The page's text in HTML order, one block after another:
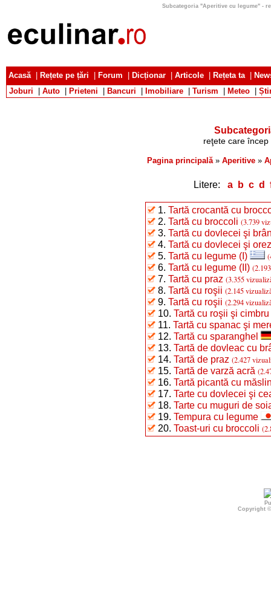
Subcategoria "Aperitive cu legume" -
Acasă| Rețete pe țări Forum Dicționar Articole Rețeta ta|
Joburi
Auto Prieteni Bancuri Imobiliare Turism Meteo
reţete care
Pagina principală» Aperitive »
Litere: a b c d
1. Tartă crocantă cu
2. Tartă cu broccoli (3.739
3. Tartă cu dovlecei şi
4. Tartă cu dovlecei şi orez
5. Tartă cu legume (I)
6. Tartă cu legume (II)
7. Tartă cu praz (3.355
8. Tartă cu roşii (2.145
9. Tartă cu roşii (2.294
10. Tartă cu roşii şi cimbru
11. Tartă cu spanac şi
12. Tartă cu sparanghel
13. Tartă de dovleac cu
14. Tartă de praz (2.427
15. Tartă de varză acră
16. Tartă picantă cu
17. Tarte cu dovlecei şi
18. Tarte cu muguri de
19. Tempura cu legume
20. Toast-uri cu broccoli
Copyright